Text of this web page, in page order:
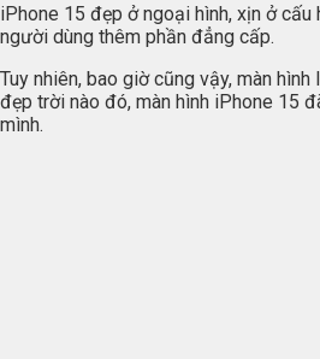
iPhone 15 đẹp ở ngoại hình, xịn ở cấu
người dùng thêm phần đẳng cấp.
Tuy nhiên, bao giờ cũng vậy, màn
đẹp trời nào đó, màn hình iPhone 15
mình.